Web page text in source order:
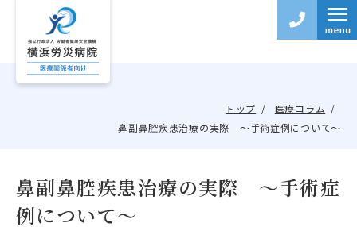
トップ
医療コラム
鼻副鼻腔疾患治療の実際 ～手術症例について～
鼻副鼻腔疾患治療の実際 ～手術症
例について～